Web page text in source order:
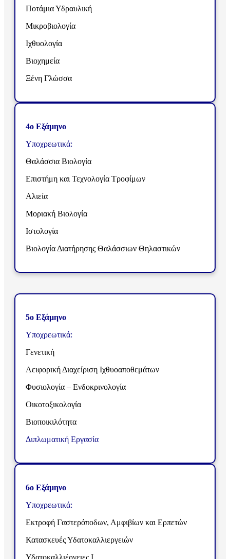
Ποτάμια Υδραυλική
Μικροβιολογία
Ιχθυολογία
Βιοχημεία
Ξένη Γλώσσα
4ο Εξάμηνο
Υποχρεωτικά:
Θαλάσσια Βιολογία
Επιστήμη και Τεχνολογία Τροφίμων
Αλιεία
Μοριακή Βιολογία
Ιστολογία
Βιολογία Διατήρησης Θαλάσσιων Θηλαστικών
5ο Εξάμηνο
Υποχρεωτικά:
Γενετική
Αειφορική Διαχείριση Ιχθυοαποθεμάτων
Φυσιολογία – Ενδοκρινολογία
Οικοτοξικολογία
Βιοποικιλότητα
Διπλωματική Εργασία
6ο Εξάμηνο
Υποχρεωτικά:
Εκτροφή Γαστερόποδων, Αμφιβίων και Ερπετών
Κατασκευές Υδατοκαλλιεργειών
Υδατοκαλλιέργειες Ι